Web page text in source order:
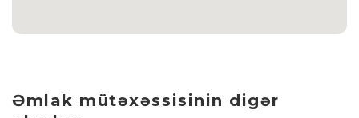
Əmlak mütəxəssisinin digər